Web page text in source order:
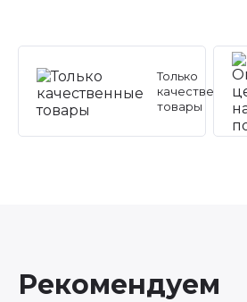
Только
качественные
товары
Рекомендуем